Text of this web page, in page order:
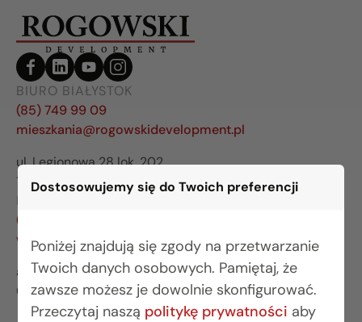
Dostosowujemy się do Twoich preferencji
Poniżej znajdują się zgody na przetwarzanie
Twoich danych osobowych. Pamiętaj, że
zawsze możesz je dowolnie skonfigurować.
Przeczytaj naszą politykę prywatności aby
BIURO BIAŁYSTOK
(85) 749 99 09
mieszkania@rogowskidevelopment.pl
ul. Legionowa 28 lok. 202
15-281 Białystok
BIURO WARSZAWA
(22) 642 03 55
warszawa@rogowskidevelopment.pl
al. Wilanowska 67E lok. U5
02-765 Warszawa